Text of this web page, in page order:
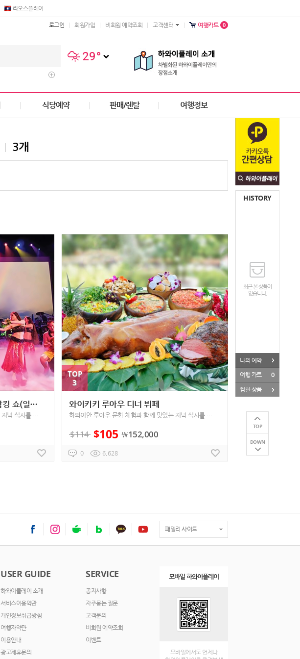
라오스플레이
로그인 회원가입 비회원 예약조회 고객센터 여행카트 0
29°
식당예약 판매/렌탈 여행정보
3개
와이키키 락 어 훌라 디너쇼 - 락킹 쇼(일반석)
하와이안 루아우 문화 체험과 함께 맛있는 저녁 식사를 즐겨요
TOP
3
와이키키 루아우 디너 뷔페
하와이안 루아우 문화 체험과 함께 맛있는 저녁 식사를 즐겨요
$114 $105 ￦152,000
0 6,628
패밀리 사이트
USER GUIDE
하와이플레이 소개
서비스이용약관
개인정보취급방침
여행자약관
이용안내
광고제휴문의
SERVICE
공지사항
자주묻는 질문
고객문의
비회원 예약조회
이벤트
모바일 하와이플레이
모바일에서도 언제나
HISTORY
최근 본 상품이
없습니다.
나의 예약
여행 카트 0
찜한 상품
TOP
DOWN